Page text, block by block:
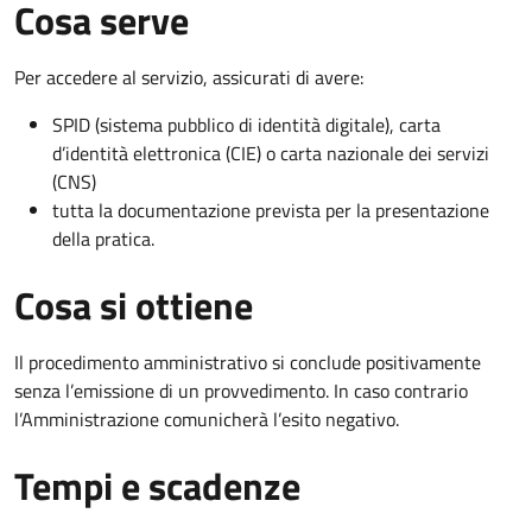
Cosa serve
Per accedere al servizio, assicurati di avere:
SPID (sistema pubblico di identità digitale), carta
d’identità elettronica (CIE) o carta nazionale dei servizi
(CNS)
tutta la documentazione prevista per la presentazione
della pratica.
Cosa si ottiene
Il procedimento amministrativo si conclude positivamente
senza l’emissione di un provvedimento. In caso contrario
l’Amministrazione comunicherà l’esito negativo.
Tempi e scadenze